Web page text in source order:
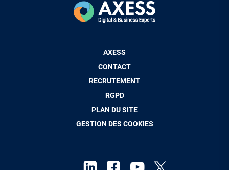
AXESS
CONTACT
RECRUTEMENT
RGPD
PLAN DU SITE
GESTION DES COOKIES